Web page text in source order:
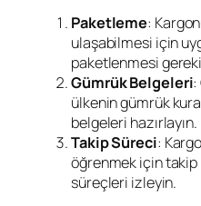
Paketleme:
ulaşabilmesi için
paketlenmesi
Gümrük Belgeleri:
ülkenin gümrük
belgeleri hazırlayın.
Takip Süreci:
öğrenmek için takip
süreçleri izleyin.